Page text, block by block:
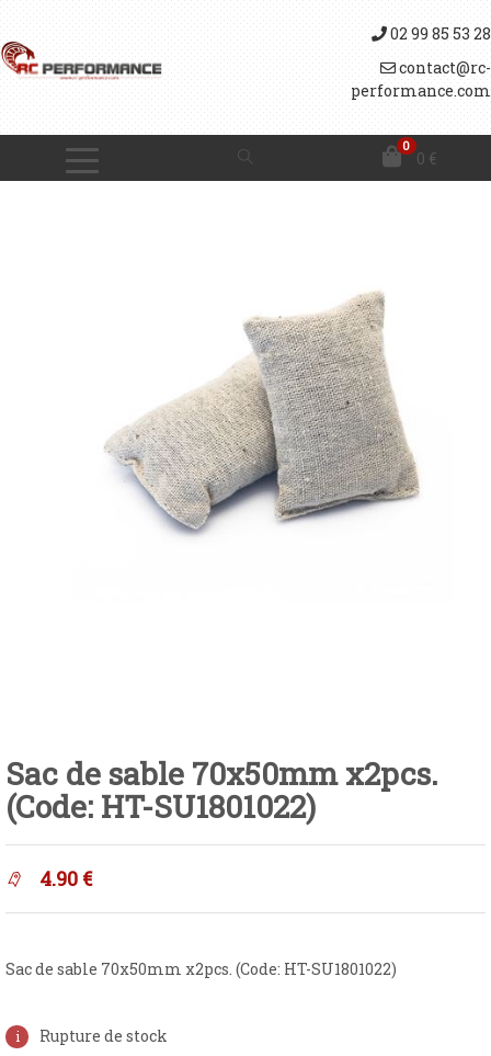
02 99 85 53 28
contact@rc-
performance.com
0
0 €
Sac de sable 70x50mm x2pcs.
(Code: HT-SU1801022)
4.90 €
Sac de sable 70x50mm x2pcs. (Code: HT-SU1801022)
Rupture de stock